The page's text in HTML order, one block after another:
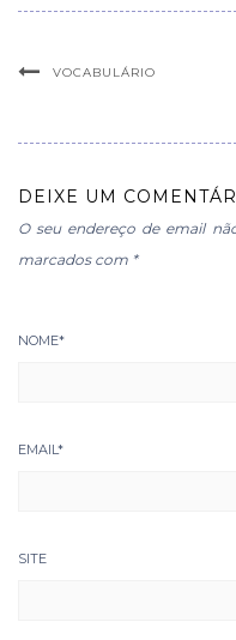
VOCABULÁRIO
DEIXE UM
O seu endereço de email
marcados com *
NOME*
EMAIL*
SITE